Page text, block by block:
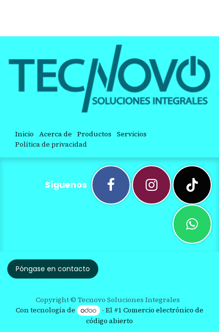
Inicio Acerca de Productos Servicios
Política de privacidad
Síguenos
Póngase en contacto
Copyright © Tecnovo Soluciones Integrales
Con tecnología de
- El #1Comercio electrónico de
código abierto